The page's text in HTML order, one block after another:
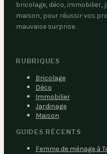
bricolage, déco, immobilier,
maison, pour réussir vos
mauvaise surprise.
RUBRIQUES
Bricolage
Déco
Immobilier
Jardinage
Maison
GUIDES RÉCENTS
Femme de ménage à